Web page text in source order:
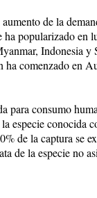
de la
ha popularizado en
Indonesia y
ha comenzado en
para consumo
especie conocida
de la captura se
de la especie no